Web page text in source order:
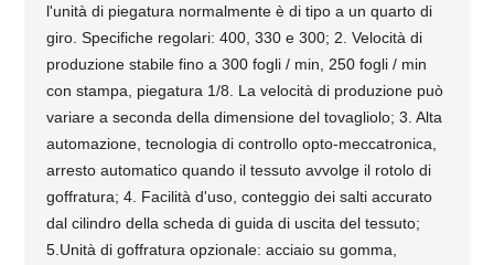
l'unità di piegatura normalmente è di tipo a un quarto di
giro. Specifiche regolari: 400, 330 e 300; 2. Velocità di
produzione stabile fino a 300 fogli / min, 250 fogli / min
con stampa, piegatura 1/8. La velocità di produzione può
variare a seconda della dimensione del tovagliolo; 3. Alta
automazione, tecnologia di controllo opto-meccatronica,
arresto automatico quando il tessuto avvolge il rotolo di
goffratura; 4. Facilità d'uso, conteggio dei salti accurato
dal cilindro della scheda di guida di uscita del tessuto;
5.Unità di goffratura opzionale: acciaio su gomma,